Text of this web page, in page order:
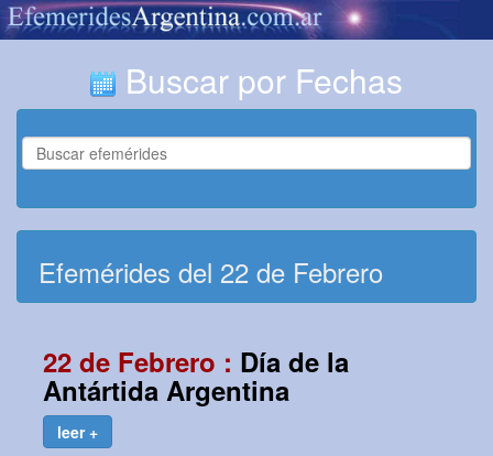
Buscar por Fechas
Efemérides del 22 de Febrero
22 de Febrero : Día de la
Antártida Argentina
leer +